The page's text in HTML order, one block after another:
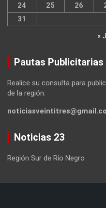
24
25 26
31
«
Pautas Publicitarias
Realice su consulta para
de la región.
Noticias 23
Región Sur de Río Negro